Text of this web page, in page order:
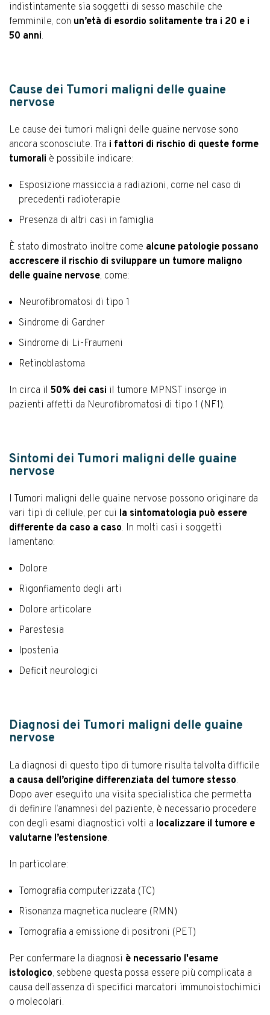
indistintamente sia soggetti di sesso maschile che
femminile, con un’età di esordio solitamente tra i 20 e i
50 anni.
Cause dei Tumori maligni delle guaine
nervose
Le cause dei tumori maligni delle guaine nervose sono
ancora sconosciute. Tra i fattori di rischio di queste forme
tumorali è possibile indicare:
Esposizione massiccia a radiazioni, come nel caso di
precedenti radioterapie
Presenza di altri casi in famiglia
È stato dimostrato inoltre come alcune patologie possano
accrescere il rischio di sviluppare un tumore maligno
delle guaine nervose, come:
Neurofibromatosi di tipo 1
Sindrome di Gardner
Sindrome di Li-Fraumeni
Retinoblastoma
In circa il 50% dei casi il tumore MPNST insorge in
pazienti affetti da Neurofibromatosi di tipo 1 (NF1).
Sintomi dei Tumori maligni delle guaine
nervose
I Tumori maligni delle guaine nervose possono originare da
vari tipi di cellule, per cui la sintomatologia può essere
differente da caso a caso. In molti casi i soggetti
lamentano:
Dolore
Rigonfiamento degli arti
Dolore articolare
Parestesia
Ipostenia
Deficit neurologici
Diagnosi dei Tumori maligni delle guaine
nervose
La diagnosi di questo tipo di tumore risulta talvolta difficile
a causa dell’origine differenziata del tumore stesso.
Dopo aver eseguito una visita specialistica che permetta
di definire l’anamnesi del paziente, è necessario procedere
con degli esami diagnostici volti a localizzare il tumore e
valutarne l’estensione.
In particolare:
Tomografia computerizzata (TC)
Risonanza magnetica nucleare (RMN)
Tomografia a emissione di positroni (PET)
Per confermare la diagnosi è necessario l'esame
istologico, sebbene questa possa essere più complicata a
causa dell’assenza di specifici marcatori immunoistochimici
o molecolari.